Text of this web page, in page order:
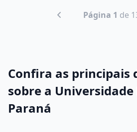
Página 1 de
Confira as principais
sobre a
Paraná